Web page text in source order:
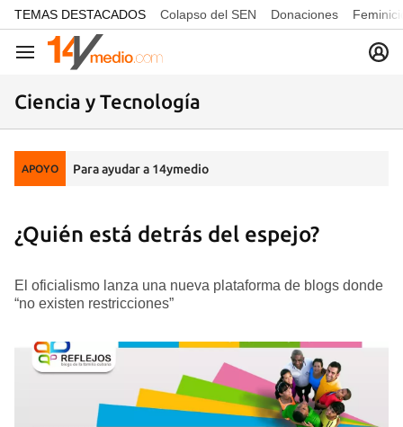
common.go-to-content
TEMAS DESTACADOS Colapso del SEN Donaciones
Navegación
Ciencia y Tecnología
APOYO Para ayudar a 14ymedio
¿Quién está detrás del espejo?
El oficialismo lanza una nueva plataforma de blogs donde
“no existen restricciones”